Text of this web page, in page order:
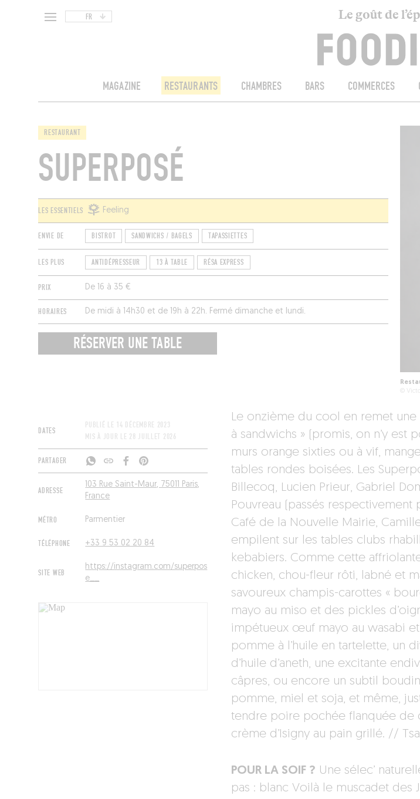
FR Le goût de
MAGAZINE RESTAURANTS CHAMBRES BARS COMMERCES
RESTAURANT
SUPERPOSÉ
LES ESSENTIELS Feeling
ENVIE DE BISTROT SANDWICHS / BAGELS TAPASSIETTES
LES PLUS ANTIDÉPRESSEUR 13 À TABLE RÉSA EXPRESS
PRIX De 16 à 35 €
HORAIRES De midi à 14h30 et de 19h à 22h. Fermé dimanche et lundi.
RÉSERVER UNE TABLE
©
DATES
PUBLIÉ LE
14 DÉCEMBRE 2023
MIS À JOUR LE 28 JUILLET 2026
PARTAGER
ADRESSE
103 Rue Saint-Maur, 75011 Paris,
France
MÉTRO Parmentier
TÉLÉPHONE +33 9 53 02 20 84
SITE WEB
https://instagram.com/superpos
e__
Le onzième du cool en remet
à sandwichs » (promis, on n’y est
murs orange sixties ou à vif,
tables rondes boisées. Les
Billecoq, Lucien Prieur, Gabriel
Pouvreau (passés respectivement
Café de la Nouvelle Mairie,
empilent sur les tables clubs
kebabiers. Comme cette
chicken, chou-fleur rôti, labné et
savoureux champis-carottes «
mayo au miso et des pickles
impétueux œuf mayo au wasabi et
pomme à l’huile en tartelette, un
d’huile d’aneth, une excitante
câpres, ou encore un subtil
pomme, miel et soja, et même,
tendre poire pochée flanquée de
crème d’Isigny au pain grillé. //
POUR LA SOIF ? Une sélec’
pas : blanc Voilà le muscadet des